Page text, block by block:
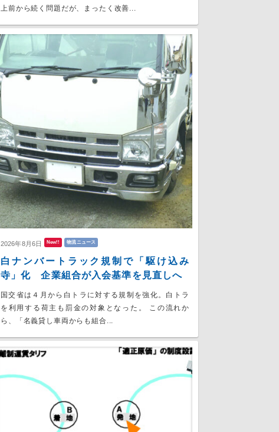
上前から続く問題だが、まったく改善...
2026年8月6日 New!! 物流ニュース
白ナンバートラック規制で「駆け込み
寺」化 企業組合が入会基準を見直しへ
国交省は４月から白トラに対する規制を強化。白トラ
を利用する荷主も罰金の対象となった。 この流れか
ら、「名義貸し車両からも組合...